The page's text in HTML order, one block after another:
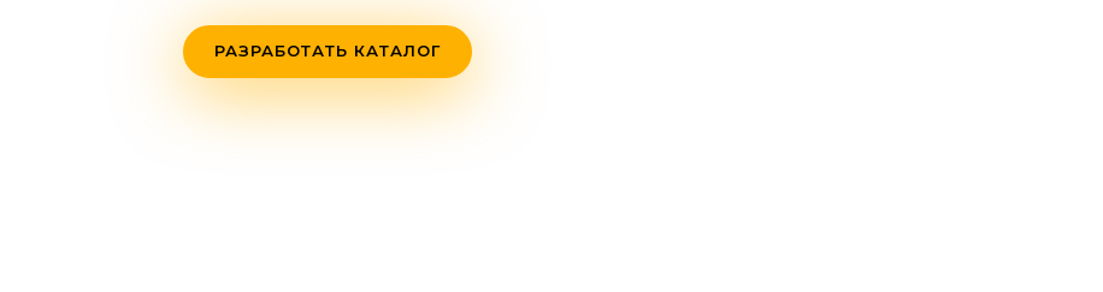
РАЗРАБОТАТЬ КАТАЛОГ